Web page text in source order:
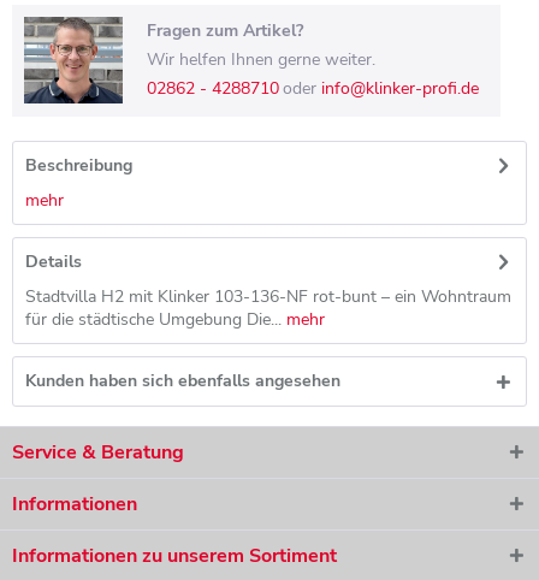
Fragen zum Artikel?
Wir helfen Ihnen gerne weiter.
02862 - 4288710oder info@klinker-profi.de
Beschreibung
mehr
Details
Stadtvilla H2 mit Klinker 103-136-NF rot-bunt – ein Wohntraum
für die städtische Umgebung Die... mehr
Kunden haben sich ebenfalls angesehen
Service & Beratung
Informationen
Informationen zu unserem Sortiment